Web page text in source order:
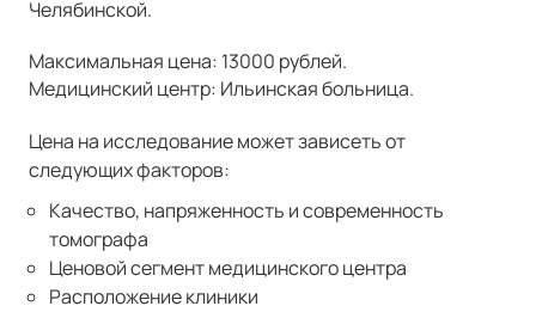
Челябинской.
Максимальная цена: 13000 рублей.
Медицинский центр: Ильинская больница.
Цена на исследование может зависеть от
следующих факторов:
Качество, напряженность и современность
томографа
Ценовой сегмент медицинского центра
Расположение клиники